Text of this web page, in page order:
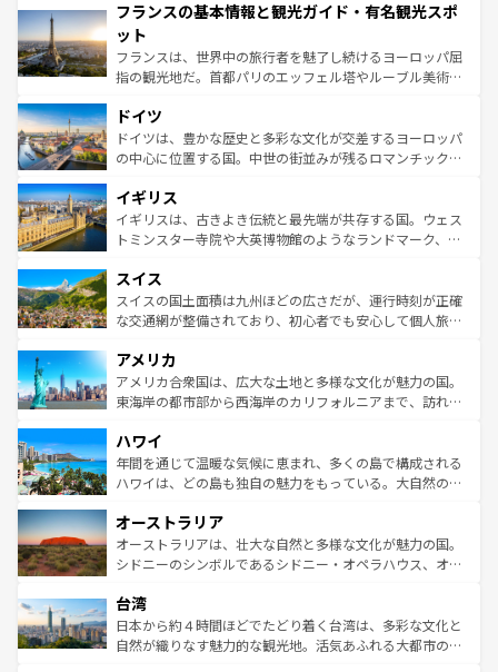
ませてくれるイタリアで、忘れられない旅をしてみよう！
なお、新着のイタリア情報は
しい。
文化が根付くこの国では、情熱的なフラメンコ、熱気あふ
れる闘牛、そして美味しいタパスが生活の一部となってい
る。首都マドリードの洗練された雰囲気や、バルセロナの
アートに溢れた街角から、地方では古代ローマ遺跡や中世
せる。地方によって風土や気候が異なるスペインはその個
性で訪れる人を魅了する。 なお、新着のスペイン情報は コ
ンテンツ一覧を参照してほしい。
フランスの基本情報と観光ガイド・有名観光スポ
ット
フランスは、世界中の旅行者を魅了し続けるヨーロッパ屈
指の観光地だ。首都パリのエッフェル塔やルーブル美術館
で、幅広い魅力が詰まっている。華麗な宮殿、歴史的な大
聖堂、美しいビーチ、そして豊かな自然が、訪れる者を心
から魅了する。また、フランスは美食の国としても知ら
いる。シャンパンの発祥地であるランス、プロヴァンスの
香り高いラベンダー畑など、多彩な楽しみ方が可能だ。さ
らに、パリ以外の地域にも魅力が溢れており、どの街角に
れる地方に足を運ぶとそれぞれで全く異なる文化を体験で
きるだろう。 なお、新着のフランス情報はコンテンツ一覧
を参照してほしい。
ドイツ
ドイツは、豊かな歴史と多彩な文化が交差するヨーロッパ
の中心に位置する国。中世の街並みが残るロマンチック街
顔を持つこの国は、どこを歩いても飽きることがない。ベ
ルリンの文化的活気、バイエルン州のアルプスの絶景、そ
してライン川沿いのワイン畑といった風景は必見。ビール
は、お酒好きな人にはぜひ体験してほしい。 なお、新着の
ドイツ情報はコンテンツ一覧を参照してほしい。
イギリス
イギリスは、古きよき伝統と最先端が共存する国。ウェス
トミンスター寺院や大英博物館のようなランドマーク、歴
リアごとに異なる魅力がある。また、優雅なアフタヌーン
ティー、ビール好きにはたまらない英国パブ、サッカー観
戦など、本場だからこそできる体験も豊富。イギリスを旅
ンツ一覧を参照してほしい。
スイス
スイスの国土面積は九州ほどの広さだが、運行時刻が正確
な交通網が整備されており、初心者でも安心して個人旅行
の建物がそのまま残る町や、スイスならではのユニークな
博物館もあり、アルプス観光だけでなく町歩きも満喫する
ことができる。国民の所得が高いため物価も高いが、旅行
ば市内交通費無料で観光を楽しむこともできる。 なお、新
着のスイス情報はコンテンツ一覧 を参照してほしい。
アメリカ
アメリカ合衆国は、広大な土地と多様な文化が魅力の国。
東海岸の都市部から西海岸のカリフォルニアまで、訪れる
のような巨大都市は、観光、ショッピング、エンターテイ
ンメントが詰まった刺激的なスポットだ。一方、アメリカ
西部には大自然が広がり、グランドキャニオンやイエロー
部のニューオーリンズでは、音楽と美食が融合した独特の
文化が魅力。旅行者はアメリカの各地域で異なる魅力を楽
しみながら、その多様性と豊かな歴史を感じることができ
ならではの贅沢な旅のスタイルだ。 なお、新着のアメリカ
情報はコンテンツ一覧を参照してほしい。
ハワイ
年間を通じて温暖な気候に恵まれ、多くの島で構成される
ハワイは、どの島も独自の魅力をもっている。大自然の神
ワイ島は見逃せない。また、定番の観光地といえばオアフ
島だが、静かな自然を求めるならマウイ島やカウアイ島が
おすすめ。エメラルドグリーンに輝く海をはじめ、豊かな
れるおもてなしの心で訪れる人々を迎えてくれるハワイの
人々、おいしいローカルフードやハワイアンミュージッ
ク、伝統的なフラダンスなど、すべてがハワイの魅力を彩
オーストラリア
オーストラリアは、壮大な自然と多様な文化が魅力の国。
シドニーのシンボルであるシドニー・オペラハウス、オー
リアリーフや大陸中央部にそびえるウルル（エアーズロッ
ク）、タスマニアの美しい原生林やケアンズの熱帯雨林な
ど、見どころがたくさん。また、カフェやワイン、オージ
台湾
日本から約４時間ほどでたどり着く台湾は、多彩な文化と
自然が織りなす魅力的な観光地。活気あふれる大都市の台